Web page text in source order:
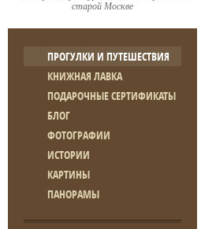
старой Москве
ПРОГУЛКИ И ПУТЕШЕСТВИЯ
КНИЖНАЯ ЛАВКА
ПОДАРОЧНЫЕ СЕРТИФИКАТЫ
БЛОГ
ФОТОГРАФИИ
ИСТОРИИ
КАРТИНЫ
ПАНОРАМЫ